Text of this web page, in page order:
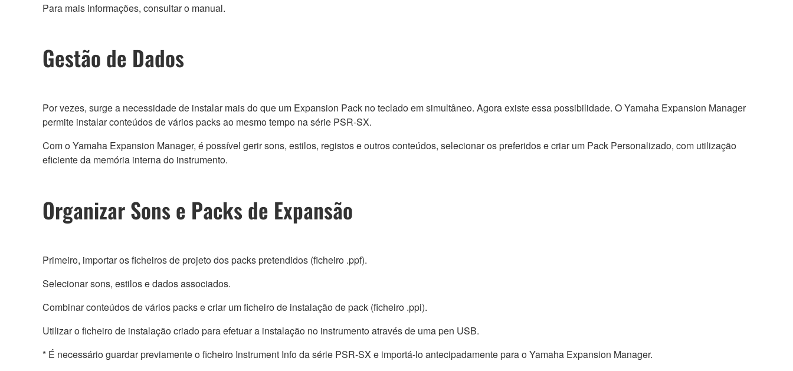
Para mais informações, consultar o manual.
Gestão de Dados
Por vezes, surge a necessidade de instalar mais do que um Expansion Pack no teclado em simultâneo. Agora existe essa possibilidade. O Yamaha Expansion Manager
permite instalar conteúdos de vários packs ao mesmo tempo na série PSR-SX.
Com o Yamaha Expansion Manager, é possível gerir sons, estilos, registos e outros conteúdos, selecionar os preferidos e criar um Pack Personalizado, com utilização
eficiente da memória interna do instrumento.
Organizar Sons e Packs de Expansão
Primeiro, importar os ficheiros de projeto dos packs pretendidos (ficheiro .ppf).
Selecionar sons, estilos e dados associados.
Combinar conteúdos de vários packs e criar um ficheiro de instalação de pack (ficheiro .ppi).
Utilizar o ficheiro de instalação criado para efetuar a instalação no instrumento através de uma pen USB.
* É necessário guardar previamente o ficheiro Instrument Info da série PSR-SX e importá-lo antecipadamente para o Yamaha Expansion Manager.